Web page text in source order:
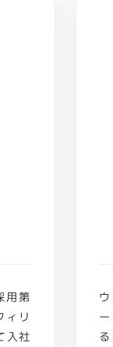
用第
リ
入社